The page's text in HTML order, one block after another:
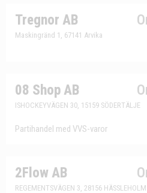
Tregnor AB
Maskingränd 1, 67141 Arvika
08 Shop AB
ISHOCKEYVÄGEN 30, 15159 SÖDERTÄLJE
Partihandel med VVS-varor
2Flow AB
REGEMENTSVÄGEN 3, 28156 HÄSSLEHOLM